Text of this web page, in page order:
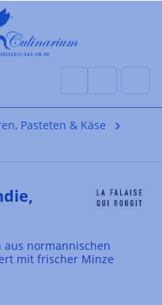
Pasteten & Käse
normannischen
mit frischer Minze